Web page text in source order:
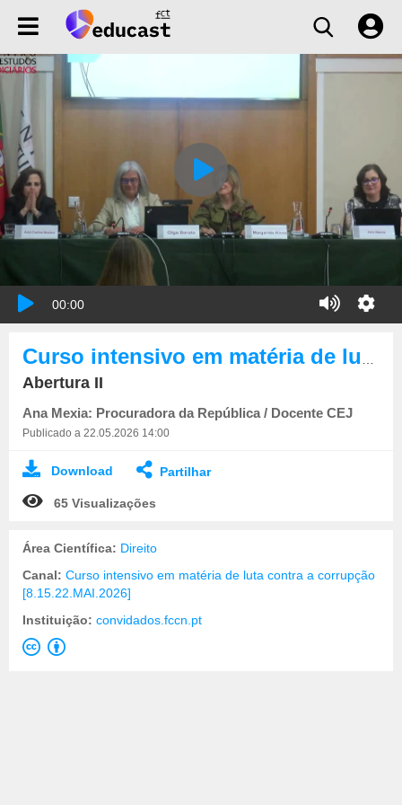
00:00
Abertura II
Ana Mexia: Procuradora da República / Docente CEJ
Publicado a 22.05.2026 14:00
Download Partilhar
65 Visualizações
Área Científica: Direito
Canal: Curso intensivo em matéria de luta contra a corrupção
[8.15.22.MAI.2026]
Instituição: convidados.fccn.pt